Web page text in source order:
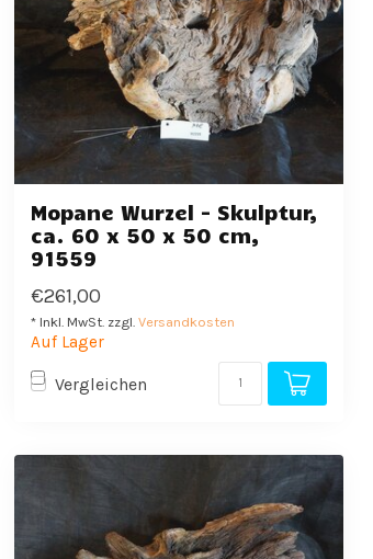
Mopane Wurzel - Skulptur,
ca. 60 x 50 x 50 cm,
91559
€261,00
* Inkl. MwSt. zzgl. Versandkosten
Auf Lager
Vergleichen